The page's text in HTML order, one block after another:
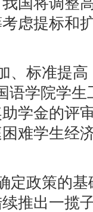
虑提标和
、标准提
语学院学
学金的评
难学生经
定政策的
推出一揽